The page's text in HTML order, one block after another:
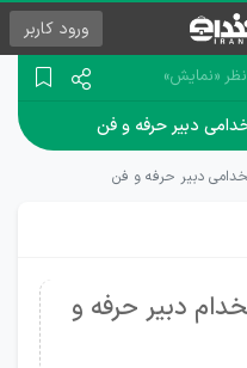
ورود کاربر
«نمایش»
دبیر حرفه و فن
دبیر حرفه و فن
دبیر حرفه و